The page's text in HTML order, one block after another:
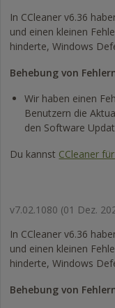
In CCleaner v6.36
und einen kleinen
hinderte, Windows
Behebung von
Wir haben einen
Benutzern die
den Software
Du kannst CCleaner
v7.02.1080 (01 Dez.
In CCleaner v6.36
und einen kleinen
hinderte, Windows
Behebung von